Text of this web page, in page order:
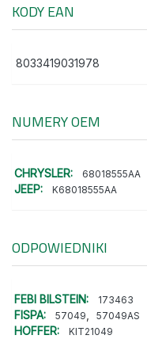
KODY EAN
8033419031978
NUMERY OEM
CHRYSLER: 68018555AA
JEEP: K68018555AA
ODPOWIEDNIKI
FEBI BILSTEIN: 173463
FISPA: 57049 57049AS
HOFFER: KIT21049